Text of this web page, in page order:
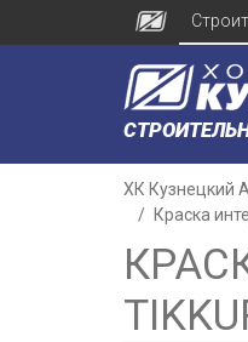
ХК Кузнецкий
Краска